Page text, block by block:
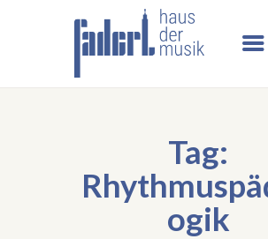
Tag:
ogik
TERMINE
UNSER HAUS